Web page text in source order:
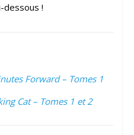
dessous !
Forward – Tomes 1
Cat – Tomes 1 et 2